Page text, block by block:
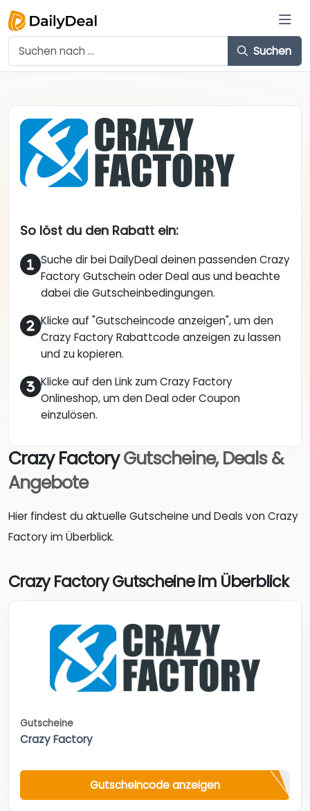
Suchen
So löst du den Rabatt ein:
Suche dir bei DailyDeal deinen passenden Crazy
Factory Gutschein oder Deal aus und beachte
dabei die Gutscheinbedingungen.
Klicke auf "Gutscheincode anzeigen", um den
Crazy Factory Rabattcode anzeigen zu lassen
und zu kopieren.
Klicke auf den Link zum Crazy Factory
Onlineshop, um den Deal oder Coupon
einzulösen.
Crazy FactoryGutscheine, Deals &
Angebote
Hier findest du aktuelle Gutscheine und Deals von Crazy
Factory im Überblick.
Crazy Factory Gutscheine im Überblick
Gutscheine
Crazy Factory
Gutscheincode anzeigen